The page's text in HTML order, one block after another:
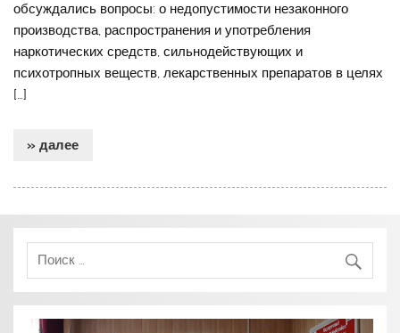
обсуждались вопросы: о недопустимости незаконного
производства, распространения и употребления
наркотических средств, сильнодействующих и
психотропных веществ, лекарственных препаратов в целях
[…]
» далее